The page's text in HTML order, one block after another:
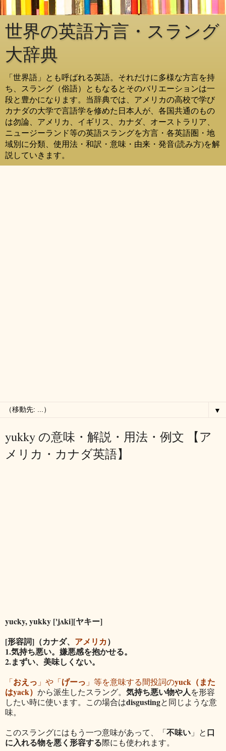
世界の英語方言・スラング
大辞典
「世界語」とも呼ばれる英語。それだけに多様な方言を持
ち、スラング（俗語）ともなるとそのバリエーションは一
段と豊かになります。当辞典では、アメリカの高校で学び
カナダの大学で言語学を修めた日本人が、各国共通のもの
は勿論、アメリカ、イギリス、カナダ、オーストラリア、
ニュージーランド等の英語スラングを方言・各英語圏・地
域別に分類、使用法・和訳・意味・由来・発音(読み方)を解
説していきます。
▼
yukky の意味・解説・用法・例文 【ア
メリカ・カナダ英語】
yucky, yukky ['jʌki][ヤキー]
[形容詞]（カナダ、 アメリカ）
1.気持ち悪い。嫌悪感を抱かせる。
2.まずい、美味しくない。
「おえっ 」や「げーっ 」等を意味する間投詞のyuck（また
はyack） から派生したスラング。 気持ち悪い物や人を形容
したい時に使います。この場合はdisgustingと同じような意
味。
このスラングにはもう一つ意味があって、「不味い 」と口
に入れる物を悪く形容する際にも使われます。